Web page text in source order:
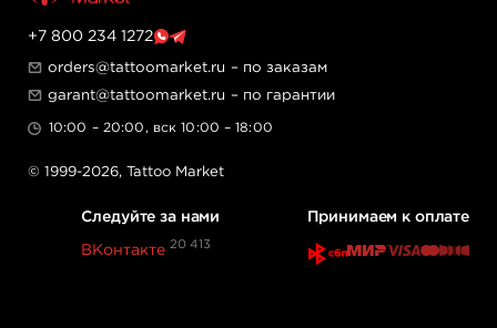
+7 800 234 1272
orders@tattoomarket.ru – по заказам
garant@tattoomarket.ru – по гарантии
10:00 – 20:00, вск 10:00 – 18:00
© 1999-2026, Tattoo Market
Следуйте за нами
ВКонтакте 20 413
Принимаем к оплате